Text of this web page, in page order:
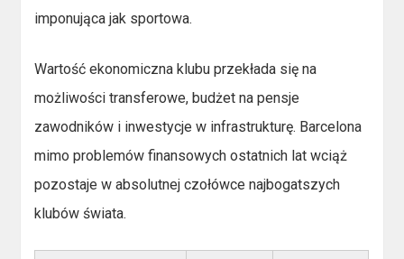
imponująca jak sportowa.
Wartość ekonomiczna klubu przekłada się na
możliwości transferowe, budżet na pensje
zawodników i inwestycje w infrastrukturę. Barcelona
mimo problemów finansowych ostatnich lat wciąż
pozostaje w absolutnej czołówce najbogatszych
klubów świata.